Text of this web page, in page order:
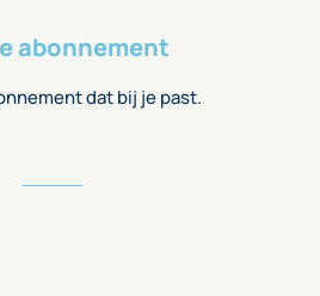
abonnement
dat bij je past.